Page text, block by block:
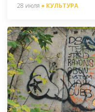
28 июля ● КУЛЬТУРА